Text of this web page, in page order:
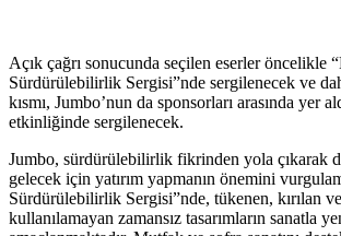
Açık çağrı sonucunda seçilen eserler öncelikle
Sürdürülebilirlik Sergisi”nde sergilenecek ve
kısmı, Jumbo’nun da sponsorları arasında yer
etkinliğinde sergilenecek.
Jumbo, sürdürülebilirlik fikrinden yola çıkarak
gelecek için yatırım yapmanın önemini
Sürdürülebilirlik Sergisi”nde, tükenen, kırılan
kullanılamayan zamansız tasarımların sanatla